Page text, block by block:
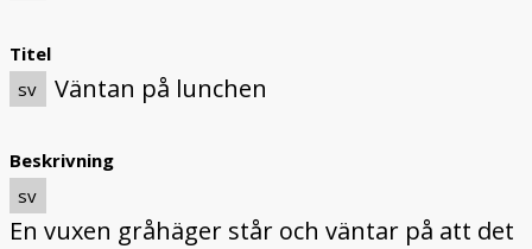
Titel
sv
Väntan på lunchen
Beskrivning
sv
En vuxen gråhäger står och väntar på att det